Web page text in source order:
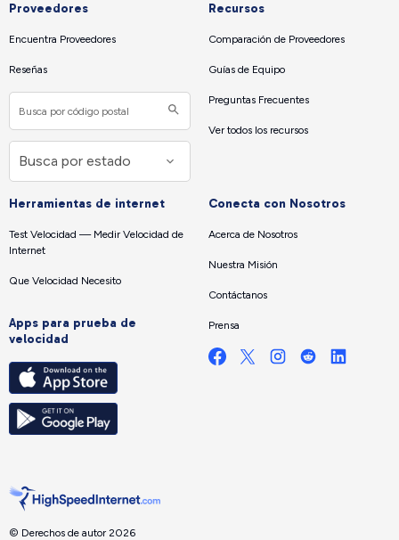
Proveedores
Encuentra Proveedores
Reseñas
Recursos
Comparación de Proveedores
Guías de Equipo
Preguntas Frecuentes
Ver todos los recursos
Herramientas de internet
Test Velocidad — Medir Velocidad de
Internet
Que Velocidad Necesito
Apps para prueba de
velocidad
Conecta con Nosotros
Acerca de Nosotros
Nuestra Misión
Contáctanos
Prensa
© Derechos de autor 2026